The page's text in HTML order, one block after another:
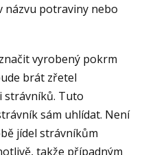
názvu potraviny nebo
vyrobený pokrm
brát zřetel
strávníků. Tuto
sám uhlídat. Není
jídel strávníkům
takže případným